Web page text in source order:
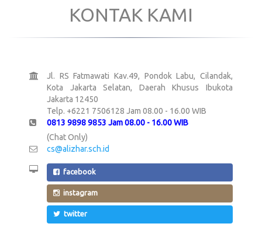
KONTAK KAMI
Jl. RS Fatmawati Kav.49, Pondok Labu, Cilandak,
Kota Jakarta Selatan, Daerah Khusus Ibukota
Jakarta 12450
Telp. +6221 7506128 Jam 08.00 - 16.00 WIB
0813 9898 9853 Jam 08.00 - 16.00 WIB
(Chat Only)
cs@alizhar.sch.id
facebook
instagram
twitter